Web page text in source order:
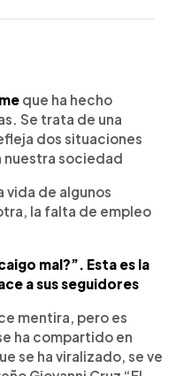
que ha hecho
Se trata de una
dos situaciones
nuestra sociedad
vida de algunos
la falta de empleo
mal?”. Esta es la
a sus seguidores
mentira, pero es
ha compartido en
se ha viralizado, se ve